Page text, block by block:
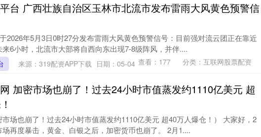
台 广西壮族自治区玉林市北流市发布雷雨大风黄色预警信
2026年5月3日0时27分发布雷雨大风黄色预警信号：目前强对流云团正在靠近
6小时，北流市大部将自西向东出现7-8级阵风，并伴....
来源：319配资APP下载 日期：05-04 查看： 177 分类： 互联网股票配资
加密市场也崩了！过去24小时市值蒸发约1110亿美元 超
市场也崩了！过去24小时市值蒸发约1110亿美元 超40万人爆仓！） 大家好，2
场再度暴击，黄金、白银之后，加密货币也崩了。 2月1....